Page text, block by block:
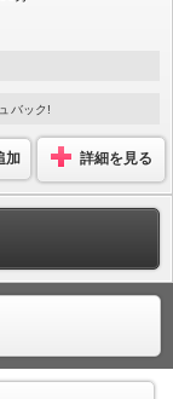
バック!
加 詳細を見る